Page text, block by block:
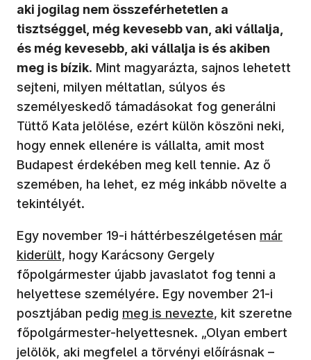
aki jogilag nem összeférhetetlen a
tisztséggel, még kevesebb van, aki vállalja,
és még kevesebb, aki vállalja is és akiben
meg is bízik. Mint magyarázta, sajnos lehetett
sejteni, milyen méltatlan, súlyos és
személyeskedő támadásokat fog generálni
Tüttő Kata jelölése, ezért külön köszöni neki,
hogy ennek ellenére is vállalta, amit most
Budapest érdekében meg kell tennie. Az ő
szemében, ha lehet, ez még inkább növelte a
tekintélyét.
Egy november 19-i háttérbeszélgetésen (új
már
kiderült, hogy Karácsony Gergely
főpolgármester újabb javaslatot fog tenni a
helyettese személyére. Egy november 21-i
posztjában pedig (új ablakban nyílik meg)
meg is nevezte, kit szeretne
főpolgármester-helyettesnek. „Olyan embert
jelölök, aki megfelel a törvényi előírásnak –